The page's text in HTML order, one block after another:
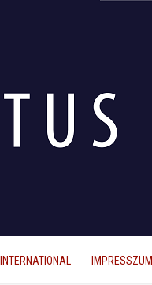
INTERNATIONAL IMPRESSZUM